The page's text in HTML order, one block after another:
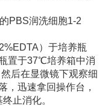
PBS润洗细胞1-2
）于培养瓶
置于37℃培养箱中消
后在显微镜下观察细
，迅速拿回操作台，
止消化。